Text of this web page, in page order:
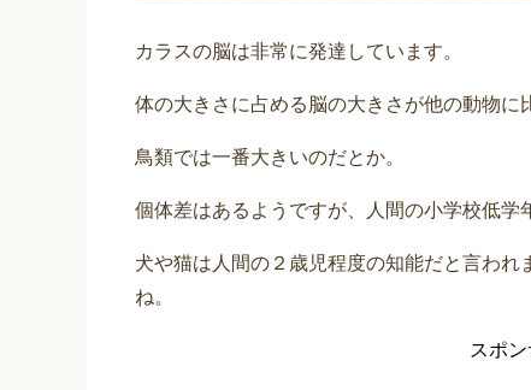
カラスの脳は非常に発達しています。
体の大きさに占める脳の大きさが他の動物に
鳥類では一番大きいのだとか。
個体差はあるようですが、人間の小学校低学
犬や猫は人間の２歳児程度の知能だと言わ
ね。
スポ